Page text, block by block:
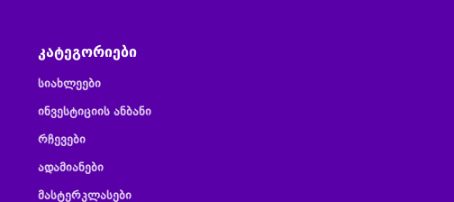
კატეგორიები
სიახლეები
ინვესტიციის ანბანი
რჩევები
ადამიანები
მასტერკლასები